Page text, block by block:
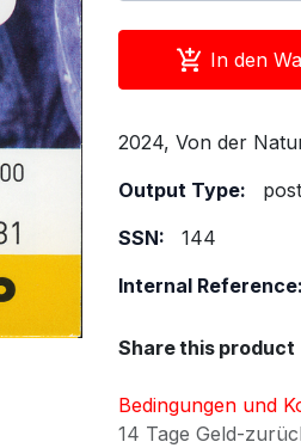
In den
2024, Von der
Output Type:
SSN:
144
Internal Reference:
Share this product
Bedingungen und
14 Tage Geld-